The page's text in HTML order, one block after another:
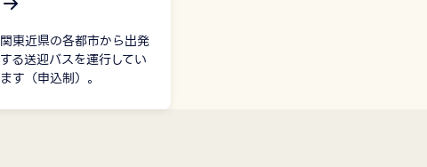
関東近県の各都市から出発
する送迎バスを運行してい
ます（申込制）。